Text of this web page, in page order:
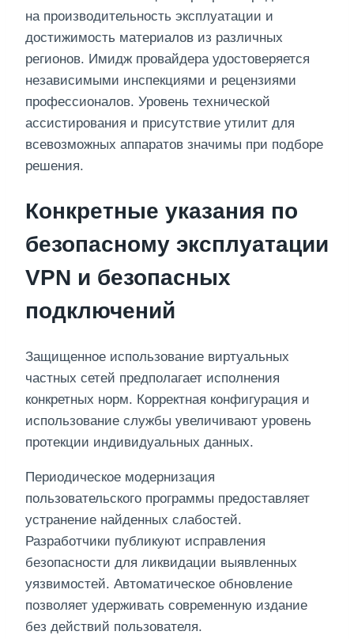
на производительность эксплуатации и
достижимость материалов из различных
регионов. Имидж провайдера удостоверяется
независимыми инспекциями и рецензиями
профессионалов. Уровень технической
ассистирования и присутствие утилит для
всевозможных аппаратов значимы при подборе
решения.
Конкретные указания по
безопасному эксплуатации
VPN и безопасных
подключений
Защищенное использование виртуальных
частных сетей предполагает исполнения
конкретных норм. Корректная конфигурация и
использование службы увеличивают уровень
протекции индивидуальных данных.
Периодическое модернизация
пользовательского программы предоставляет
устранение найденных слабостей.
Разработчики публикуют исправления
безопасности для ликвидации выявленных
уязвимостей. Автоматическое обновление
позволяет удерживать современную издание
без действий пользователя.